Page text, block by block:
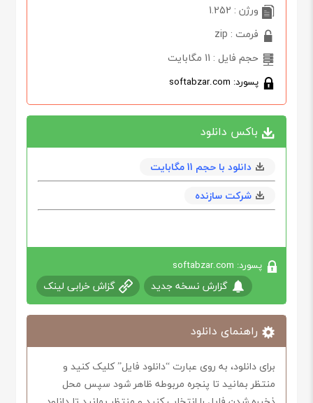
ورژن : 1.252
فرمت : zip
حجم فایل : 11 مگابایت
پسورد: softabzar.com
باکس دانلود
دانلود با حجم 11 مگابایت
شرکت سازنده
پسورد: softabzar.com
گزارش نسخه جدید گزاش خرابی لینک
راهنمای دانلود
برای دانلود، به روی عبارت “دانلود فایل” کلیک کنید و
منتظر بمانید تا پنجره مربوطه ظاهر شود سپس محل